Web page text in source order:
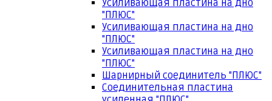
Усиливающая пластина на дно
"ПЛЮС"
Усиливающая пластина на дно
"ПЛЮС"
Усиливающая пластина на дно
"ПЛЮС"
Шарнирный соединитель "ПЛЮС"
Соединительная пластина